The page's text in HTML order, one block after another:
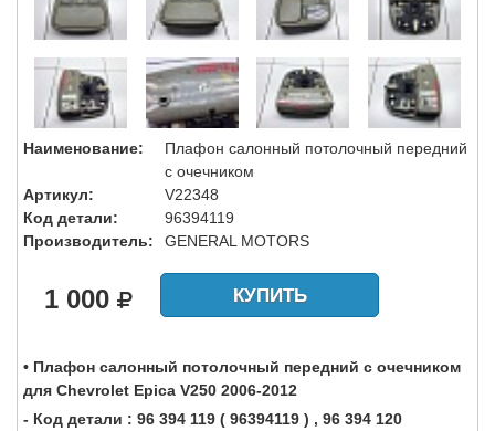
Наименование:
Плафон салонный потолочный передний
с очечником
Артикул:
V22348
Код детали:
96394119
Производитель:
GENERAL MOTORS
1 000 КУПИТЬ
• Плафон салонный потолочный передний с очечником
для Chevrolet Epica V250 2006-2012
- Код детали : 96 394 119 ( 96394119 ) , 96 394 120